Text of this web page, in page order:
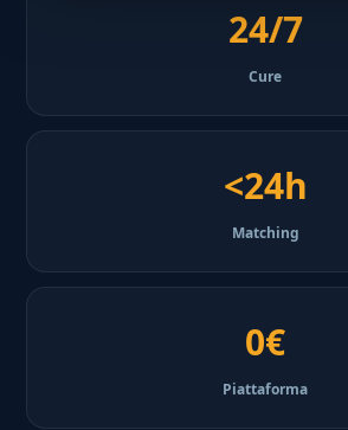
24/7
Cure
<24h
Matching
0€
Piattaforma